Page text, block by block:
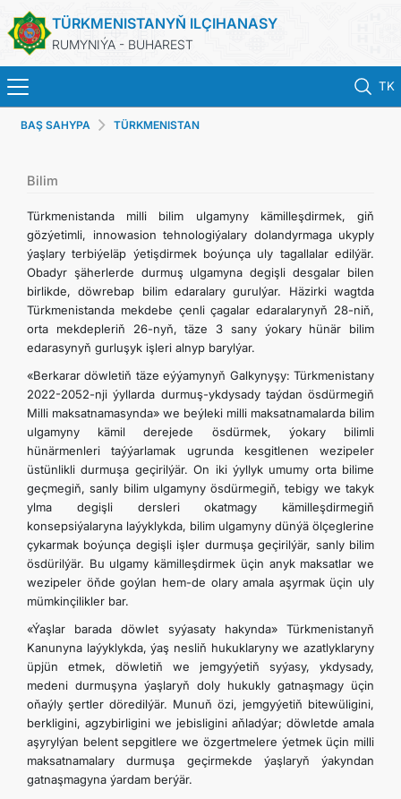
TÜRKMENISTANYŇ ILÇIHANASY
RUMYNIÝA - BUHAREST
TK
BAŞ SAHYPA
HABARLAR
KONSULLYK HYZMATLARY
TDIM
ARAGATNAŞYK
BAŞ SAHYPA TÜRKMENISTAN
Bilim
Türkmenistanda milli bilim ulgamyny kämilleşdirmek, giň
gözýetimli, innowasion tehnologiýalary dolandyrmaga ukyply
ýaşlary terbiýeläp ýetişdirmek boýunça uly tagallalar edilýär.
Obadyr şäherlerde durmuş ulgamyna degişli desgalar bilen
birlikde, döwrebap bilim edaralary gurulýar. Häzirki wagtda
Türkmenistanda mekdebe çenli çagalar edaralarynyň 28-niň,
orta mekdepleriň 26-nyň, täze 3 sany ýokary hünär bilim
edarasynyň gurluşyk işleri alnyp barylýar.
«Berkarar döwletiň täze eýýamynyň Galkynyşy: Türkmenistany
2022-2052-nji ýyllarda durmuş-ykdysady taýdan ösdürmegiň
Milli maksatnamasynda» we beýleki milli maksatnamalarda bilim
ulgamyny kämil derejede ösdürmek, ýokary bilimli
hünärmenleri taýýarlamak ugrunda kesgitlenen wezipeler
üstünlikli durmuşa geçirilýär. On iki ýyllyk umumy orta bilime
geçmegiň, sanly bilim ulgamyny ösdürmegiň, tebigy we takyk
ylma degişli dersleri okatmagy kämilleşdirmegiň
konsepsiýalaryna laýyklykda, bilim ulgamyny dünýä ölçeglerine
çykarmak boýunça degişli işler durmuşa geçirilýär, sanly bilim
ösdürilýär. Bu ulgamy kämilleşdirmek üçin anyk maksatlar we
wezipeler öňde goýlan hem-de olary amala aşyrmak üçin uly
mümkinçilikler bar.
«Ýaşlar barada döwlet syýasaty hakynda» Türkmenistanyň
Kanunyna laýyklykda, ýaş nesliň hukuklaryny we azatlyklaryny
üpjün etmek, döwletiň we jemgyýetiň syýasy, ykdysady,
medeni durmuşyna ýaşlaryň doly hukukly gatnaşmagy üçin
oňaýly şertler döredilýär. Munuň özi, jemgyýetiň bitewüligini,
berkligini, agzybirligini we jebisligini aňladýar; döwletde amala
aşyrylýan belent sepgitlere we özgertmelere ýetmek üçin milli
maksatnamalary durmuşa geçirmekde ýaşlaryň ýakyndan
gatnaşmagyna ýardam berýär.